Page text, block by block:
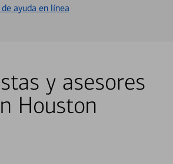
ayuda en línea
y asesores
Houston